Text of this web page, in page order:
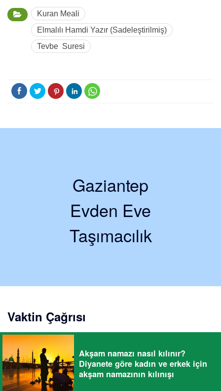
Kuran Meali
Elmalılı Hamdi Yazır (Sadeleştirilmiş)
Tevbe Suresi
Gaziantep
Evden Eve
Taşımacılık
Vaktin Çağrısı
Akşam namazı nasıl kılınır?
Diyanete göre kadın ve erkek için
akşam namazının kılınışı